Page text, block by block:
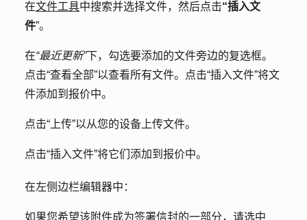
在文件工具中搜索并选择文件，然后点击“插入文
件”。
在“最近更新”下，勾选要添加的文件旁边的复选框。
点击“查看全部”以查看所有文件。点击“插入文件”将文
件添加到报价中。
点击“上传”以从您的设备上传文件。
点击“插入文件”将它们添加到报价中。
在左侧边栏编辑器中：
如果您希望该附件成为签署信封的一部分，请选中